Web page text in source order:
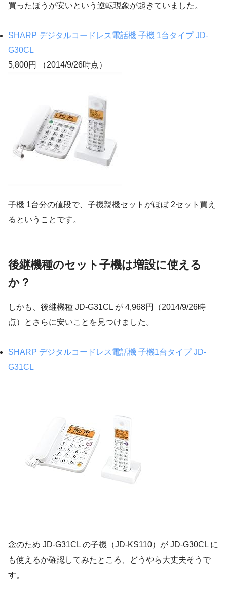
買ったほうが安いという逆転現象が起きていました。
SHARP デジタルコードレス電話機 子機 1台タイプ JD-
G30CL
5,800円 （2014/9/26時点）
子機 1台分の値段で、子機親機セットがほぼ 2セット買え
るということです。
後継機種のセット子機は増設に使える
か？
しかも、後継機種 JD-G31CL が 4,968円（2014/9/26時
点）とさらに安いことを見つけました。
SHARP デジタルコードレス電話機 子機1台タイプ JD-
G31CL
念のため JD-G31CL の子機（JD-KS110）が JD-G30CL に
も使えるか確認してみたところ、どうやら大丈夫そうで
す。